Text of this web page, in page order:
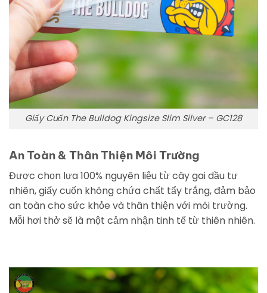
Giấy Cuốn The Bulldog Kingsize Slim Silver – GC128
An Toàn & Thân Thiện Môi Trường
Được chọn lựa 100% nguyên liệu từ cây gai dầu tự
nhiên, giấy cuốn không chứa chất tẩy trắng, đảm bảo
an toàn cho sức khỏe và thân thiện với môi trường.
Mỗi hơi thở sẽ là một cảm nhận tinh tế từ thiên nhiên.